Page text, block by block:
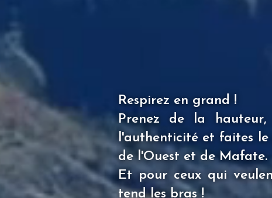
Respirez en grand !
Prenez de la
l'authenticité et faites le
de l'Ouest et de Mafate.
Et pour ceux qui
tend les bras !